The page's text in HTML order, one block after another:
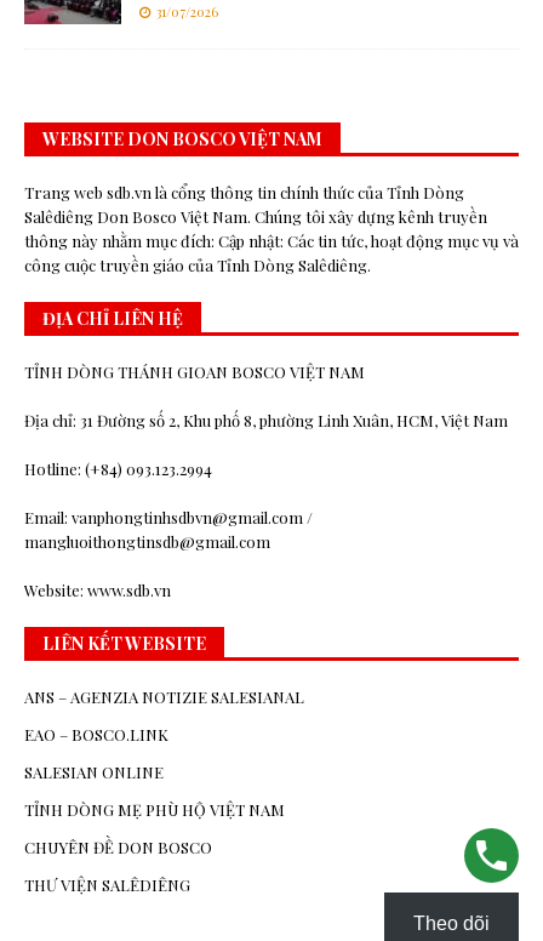
31/07/2026
WEBSITE DON BOSCO VIỆT NAM
Trang web sdb.vn là cổng thông tin chính thức của Tỉnh Dòng
Salêdiêng Don Bosco Việt Nam. Chúng tôi xây dựng kênh truyền
thông này nhằm mục đích: Cập nhật: Các tin tức, hoạt động mục vụ và
công cuộc truyền giáo của Tỉnh Dòng Salêdiêng.
ĐỊA CHỈ LIÊN HỆ
TỈNH DÒNG THÁNH GIOAN BOSCO VIỆT NAM
Địa chỉ: 31 Đường số 2, Khu phố 8, phường Linh Xuân, HCM, Việt Nam
Hotline: (+84) 093.123.2994
Email: vanphongtinhsdbvn@gmail.com /
mangluoithongtinsdb@gmail.com
Website: www.sdb.vn
LIÊN KẾT WEBSITE
ANS – AGENZIA NOTIZIE SALESIANAL
EAO – BOSCO.LINK
SALESIAN ONLINE
TỈNH DÒNG MẸ PHÙ HỘ VIỆT NAM
CHUYÊN ĐỀ DON BOSCO
THƯ VIỆN SALÊDIÊNG
Theo dõi